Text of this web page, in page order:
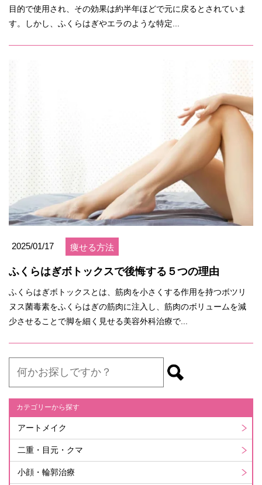
目的で使用され、その効果は約半年ほどで元に戻るとされていま
す。しかし、ふくらはぎやエラのような特定...
2025/01/17 痩せる方法
ふくらはぎボトックスで後悔する５つの理由
ふくらはぎボトックスとは、筋肉を小さくする作用を持つボツリ
ヌス菌毒素をふくらはぎの筋肉に注入し、筋肉のボリュームを減
少させることで脚を細く見せる美容外科治療で...
カテゴリーから探す
アートメイク
二重・目元・クマ
小顔・輪郭治療